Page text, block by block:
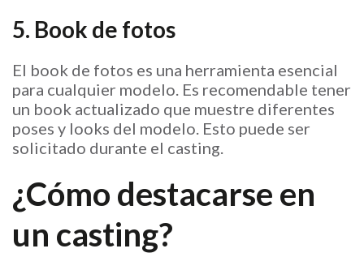
5. Book de fotos
El book de fotos es una herramienta esencial
para cualquier modelo. Es recomendable tener
un book actualizado que muestre diferentes
poses y looks del modelo. Esto puede ser
solicitado durante el casting.
¿Cómo destacarse en
un casting?